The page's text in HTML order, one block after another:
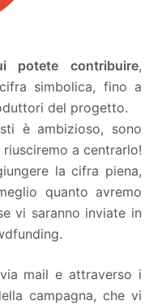
contribuire,
simbolica, fino a
del progetto.
è ambizioso, sono
a centrarlo!
la cifra piena,
quanto avremo
vi saranno inviate in
mail e attraverso i
campagna, che vi